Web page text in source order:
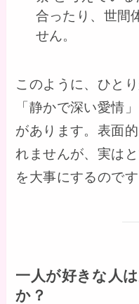
合ったり、世間
せん。
このように、ひと
「静かで深い愛情
があります。表面
れませんが、実は
を大事にするのです
一人が好きな人
か？